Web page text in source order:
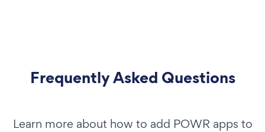
Frequently Asked Questions
Learn more about how to add POWR apps to